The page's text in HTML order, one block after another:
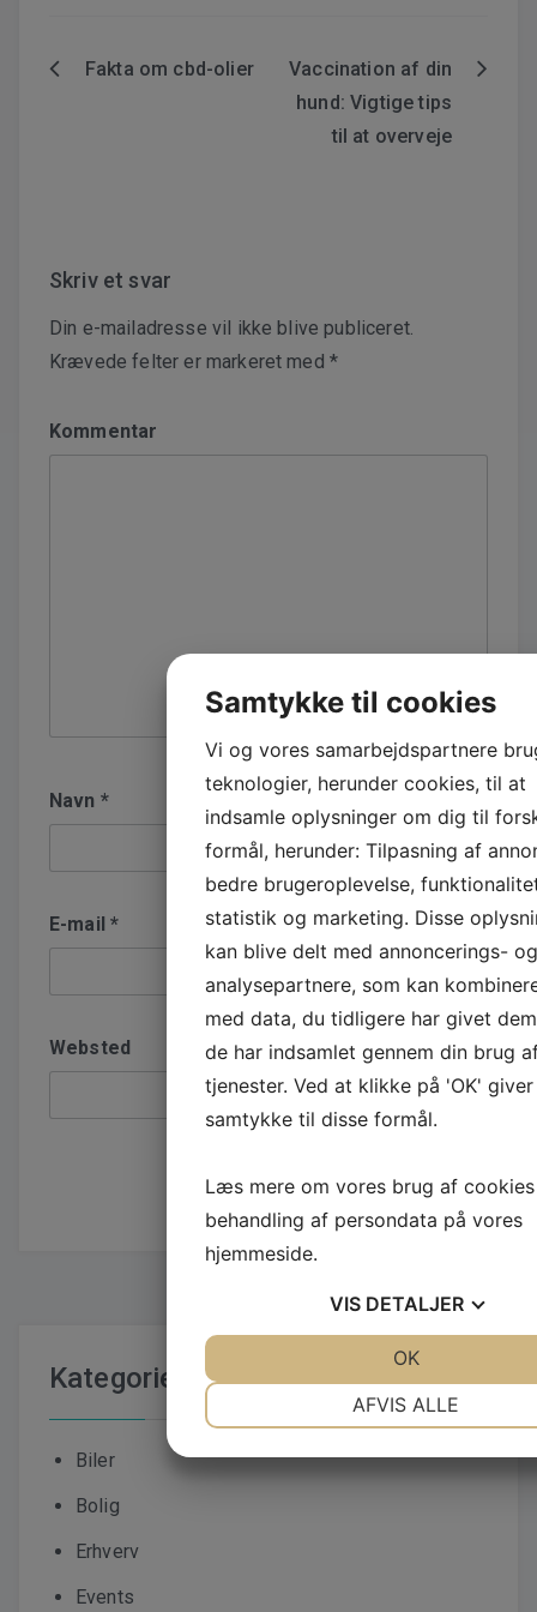
Fakta om cbd-olier
Vaccination af din
hund: Vigtige tips
til at overveje
Skriv et svar
Din e-mailadresse vil ikke blive publiceret.
Krævede felter er markeret med *
Kommentar
Navn *
E-mail*
Websted
Kategorier
Biler
Bolig
Erhverv
Events
Samtykke til cookies
Vi og vores samarbejdspartnere
teknologier, herunder cookies, til at
indsamle oplysninger om dig til
formål, herunder: Tilpasning af
bedre brugeroplevelse,
statistik og marketing. Disse
kan blive delt med annoncerings- og
analysepartnere, som kan
med data, du tidligere har givet
de har indsamlet gennem din brug
tjenester. Ved at klikke på 'OK'
samtykke til disse formål.
Læs mere om vores brug af
behandling af persondata på vores
hjemmeside.
VIS DETALJER
AFVIS ALLE
OK